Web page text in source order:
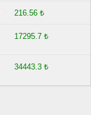
216.56 ₺
17295.7 ₺
34443.3 ₺